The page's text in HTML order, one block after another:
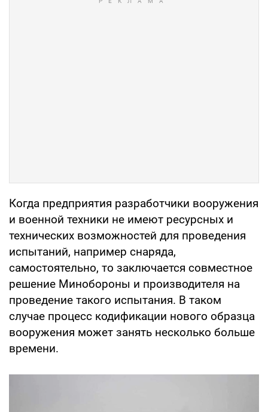
Когда предприятия разработчики вооружения
и военной техники не имеют ресурсных и
технических возможностей для проведения
испытаний, например снаряда,
самостоятельно, то заключается совместное
решение Минобороны и производителя на
проведение такого испытания. В таком
случае процесс кодификации нового образца
вооружения может занять несколько больше
времени.